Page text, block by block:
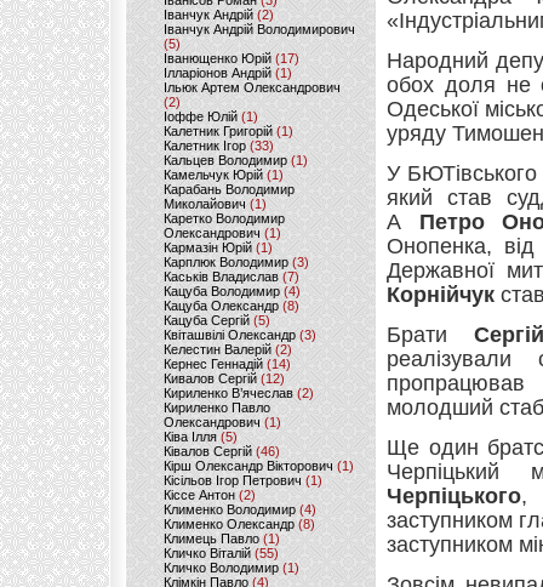
Іванчук Андрій(2)
Іванчук Андрій Володимирович
(5)
Іванющенко Юрій (17)
Ілларіонов Андрій (1)
Ільюк Артем Олександрович
(2)
Іоффе Юлій (1)
Калетник Григорій(1)
Калетник Ігор (33)
Кальцев Володимир(1)
Камельчук Юрій (1)
Карабань Володимир
Миколайович (1)
Каретко Володимир
Олександрович (1)
Кармазін Юрій(1)
Карплюк Володимир(3)
Каськів Владислав (7)
Кацуба Володимир (4)
Кацуба Олександр (8)
Кацуба Сергій (5)
Квіташвілі Олександр(3)
Келестин Валерій(2)
Кернес Геннадій (14)
Кивалов Сергій (12)
Кириленко В’ячеслав (2)
Кириленко Павло
Олександрович (1)
Ківа Ілля (5)
Ківалов Сергій(46)
Кірш Олександр Вікторович (1)
Кісільов Ігор Петрович (1)
Кіссе Антон (2)
Клименко Володимир(4)
Клименко Олександр (8)
Климець Павло (1)
Кличко Віталій(55)
Кличко Володимир (1)
Клімкін Павло (4)
Народний
обох доля не
Одеської
уряду
У
який став
А Петро
Онопенка,
Державної
Корнійчук
Брати Сергій
пропрацював
молодший
Ще один
Черпіцького,
заступником
заступником